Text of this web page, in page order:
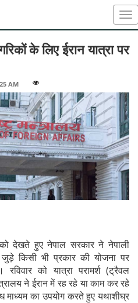
के लिए ईरान यात्रा पर
AM
को देखते हुए नेपाल सरकार ने नेपाली
जुड़े किसी भी प्रकार की योजना पर
को यात्रा परामर्श (ट्रैवल
ने ईरान में रह रहे या काम कर रहे
माध्यम का उपयोग करते हुए यथाशीघ्र